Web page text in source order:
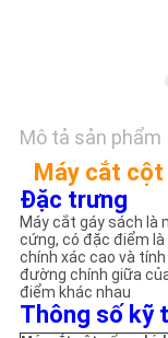
SƠ
ĐỒ
TRANG
WEB
PRIVACY
Mô tả sản phẩm
Máy cắt
Đặc trưng
Máy cắt gáy sách
cứng, có đặc điểm
chính xác cao và
đường chính giữa
điểm khác nhau
Thông số kỹ